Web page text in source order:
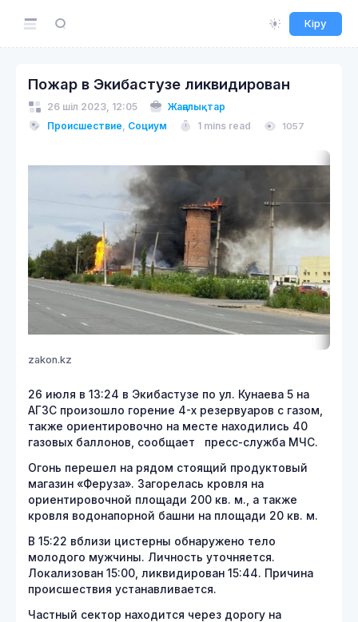
Кіру
Пожар в Экибастузе ликвидирован
26 шіл 2023, 12:05
Жаңалықтар
Происшествие, Социум 1 mins read 1057
zakon.kz
26 июля в 13:24 в Экибастузе по ул. Кунаева 5 на
АГЗС произошло горение 4-х резервуаров с газом,
также ориентировочно на месте находились 40
газовых баллонов, сообщает
пресс-служба МЧС.
Огонь перешел на рядом стоящий продуктовый
магазин «Феруза». Загорелась кровля на
ориентировочной площади 200 кв. м., а также
кровля водонапорной башни на площади 20 кв. м.
В 15:22 вблизи цистерны обнаружено тело
молодого мужчины. Личность уточняется.
Локализован 15:00, ликвидирован 15:44. Причина
происшествия устанавливается.
Частный сектор находится через дорогу на